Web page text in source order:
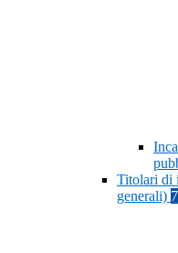
Titolari di
generali) 7